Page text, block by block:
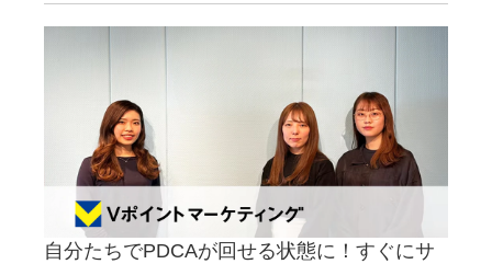
自分たちでPDCAが回せる状態に！すぐにサ